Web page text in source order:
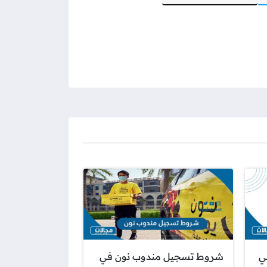
شروط تسجيل مندوب نون في